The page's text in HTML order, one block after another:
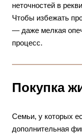
неточностей в
Чтобы избежать
— даже мелкая
процесс.
Покупка
Семьи, у которых
дополнительная